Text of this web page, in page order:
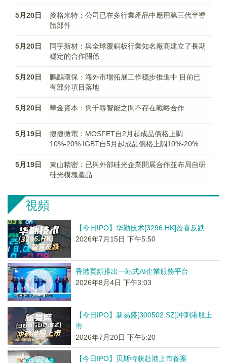
5月20日
麥格米特：公司已在多行業產品中應用第三代半導
體部件
5月20日
同宇新材：與全球覆銅板行業知名廠商建立了長期
穩定的合作關係
5月20日
鵬鷂環保：海外市場拓展工作穩步推進中 目前已
有部分項目落地
5月20日 華金資本：與千尋智能之間不存在戰略合作
5月19日
捷捷微電：MOSFET自2月起成品價格上調
10%-20% IGBT自5月起成品價格上調10%-20%
5月19日
東山精密：已與外部硅光企業開展合作並布局自研
硅光模塊產品
視頻
【今日IPO】华勤技术[3296.HK]盈喜反跌
2026年7月15日 下午5:50
香港寬頻推出一站式AI企業服務平台
2026年8月4日 下午3:03
【今日IPO】新易盛[300502.SZ]冲刺港股上
市
2026年7月20日 下午5:20
【今日IPO】贝斯特获赴港上市备案